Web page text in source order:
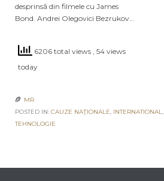
desprinsă din filmele cu James
Bond. Andrei Olegovici Bezrukov…
6206 total views , 54 views
today
 MR
POSTED IN: CAUZE NAŢIONALE, INTERNATIONAL,
TEHNOLOGIE